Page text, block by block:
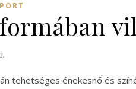
tehetséges énekesnő és